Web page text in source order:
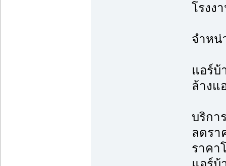
โรงง
จำหน่
แอร์บ้
ล้างแ
บริกา
ลดรา
ราคา